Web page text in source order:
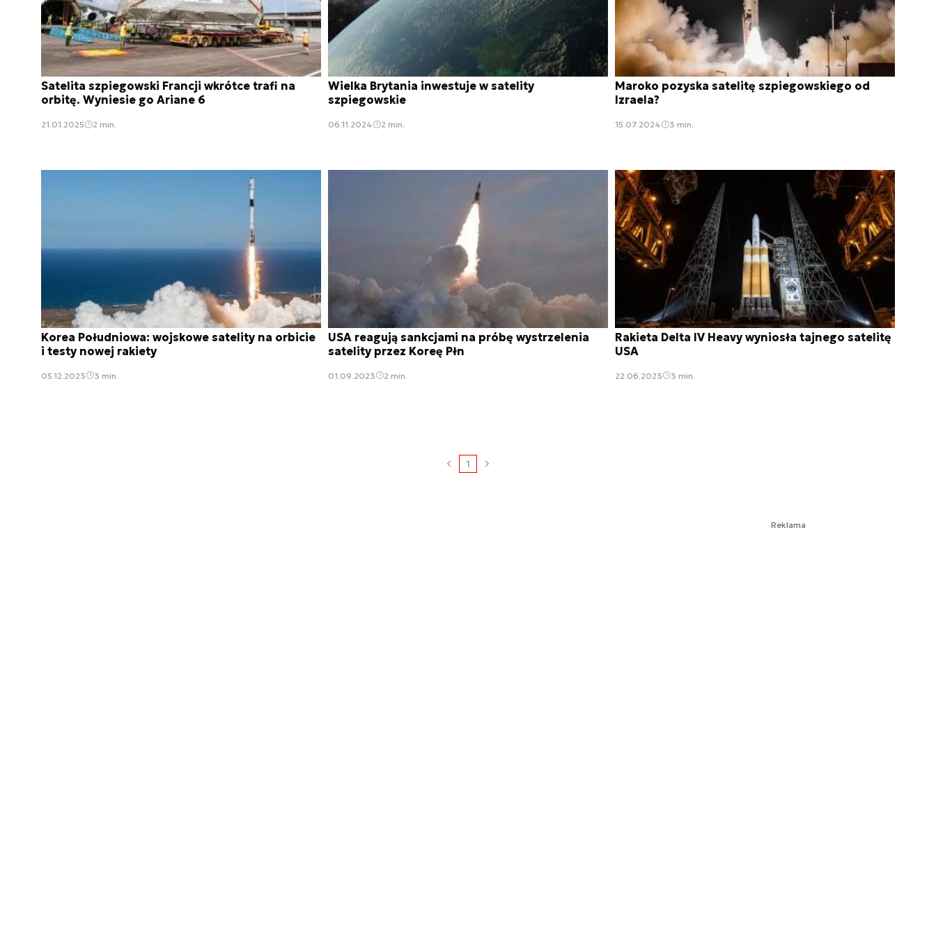
Satelita szpiegowski Francji wkrótce trafi na
orbitę. Wyniesie go Ariane 6
21.01.2025 2 min.
Wielka Brytania inwestuje w satelity
szpiegowskie
06.11.2024 2 min.
Maroko pozyska satelitę szpiegowskiego od
Izraela?
15.07.2024 3 min.
Korea Południowa: wojskowe satelity na orbicie
i testy nowej rakiety
05.12.2023 3 min.
USA reagują sankcjami na próbę wystrzelenia
satelity przez Koreę Płn
01.09.2023 2 min.
Rakieta Delta IV Heavy wyniosła tajnego satelitę
USA
22.06.2023 3 min.
1
Reklama